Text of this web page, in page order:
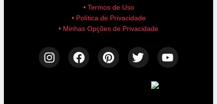
• Termos de Uso
• Política de Privacidade
• Minhas Opções de Privacidade